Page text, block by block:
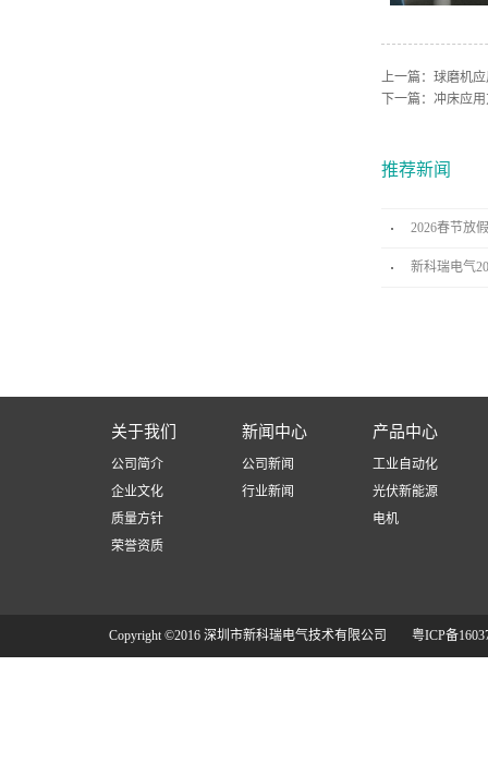
上一篇： 球磨机
下一篇： 冲床应
推荐新闻
2026春节放
新科瑞电气
关于我们
公司简介
企业文化
质量方针
荣誉资质
新闻中心
公司新闻
行业新闻
产品中心
工业自动化
光伏新能源
电机
Copyright ©2016 深圳市新科瑞电气技术有限公司 粤ICP备